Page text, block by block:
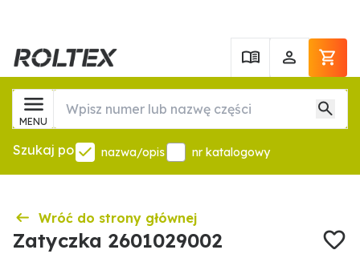
MENU
Szukaj po nazwa/opis nr katalogowy
Wróć do strony głównej
Zatyczka 2601029002